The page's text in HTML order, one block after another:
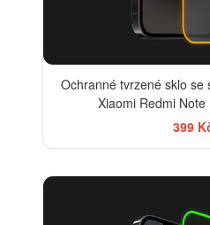
Ochranné tvrzené sklo
Xiaomi Redmi
399